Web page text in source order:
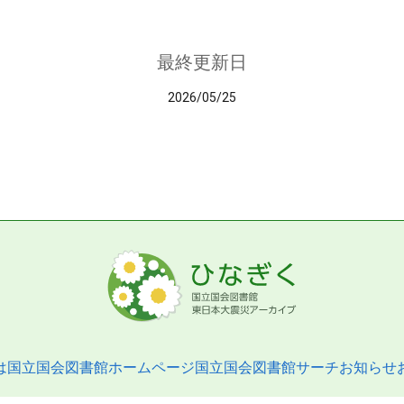
最終更新日
2026/05/25
国立国会図書館ホームページ国立国会図書館サーチお知らせ